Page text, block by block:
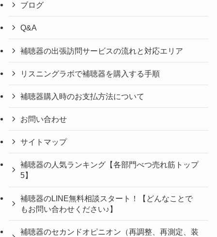
ブログ
Q&A
補聴器の出張訪問サービスの流れと対応エリア
リスニングラボで補聴器を購入する手順
補聴器購入時のお支払方法について
お問い合わせ
サイトマップ
補聴器の人気ランキング【各部門べつ売れ筋トップ
5】
補聴器のLINE無料相談スタート！【どんなことで
もお問い合わせください♪】
補聴器のセカンドオピニオン（再調整、再測定、装